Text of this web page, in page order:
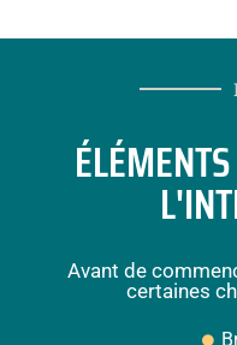
Avant de
certaines